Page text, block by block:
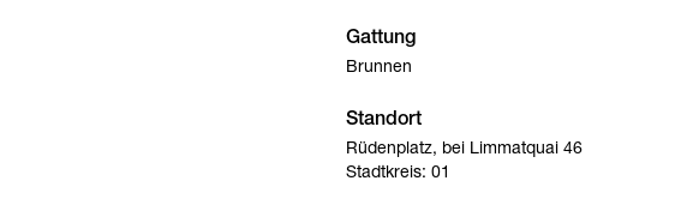
Gattung
Brunnen
Standort
Rüdenplatz, bei Limmatquai 46
Stadtkreis: 01